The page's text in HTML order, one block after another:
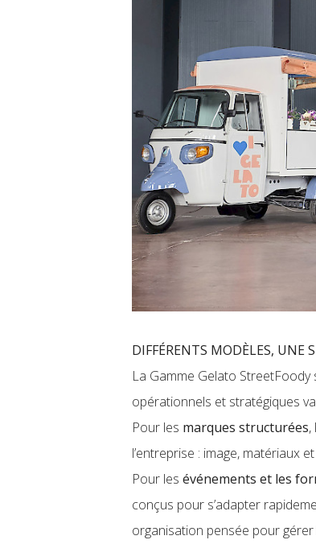
DIFFÉRENTS MODÈLES, UNE
La Gamme Gelato
opérationnels et stratégiques
Pour les marques structurées,
l’entreprise : image, matériaux
Pour lesévénements et les
conçus pour s’adapter
organisation pensée pour